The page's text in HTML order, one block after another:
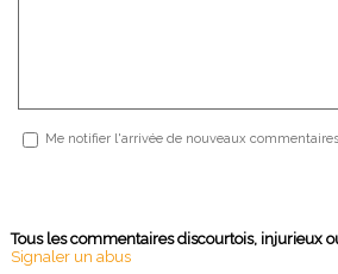
Me notifier l'arrivée de nouveaux commentaires
Tous les commentaires discourtois, injurieux
Signaler un abus